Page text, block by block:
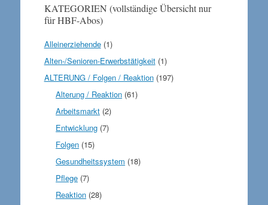
KATEGORIEN (vollständige Übersicht nur
für HBF-Abos)
Alleinerziehende(1)
Alten-/Senioren-Erwerbstätigkeit(1)
ALTERUNG / Folgen / Reaktion(197)
Alterung / Reaktion (61)
Arbeitsmarkt (2)
Entwicklung (7)
Folgen (15)
Gesundheitssystem (18)
Pflege (7)
Reaktion (28)